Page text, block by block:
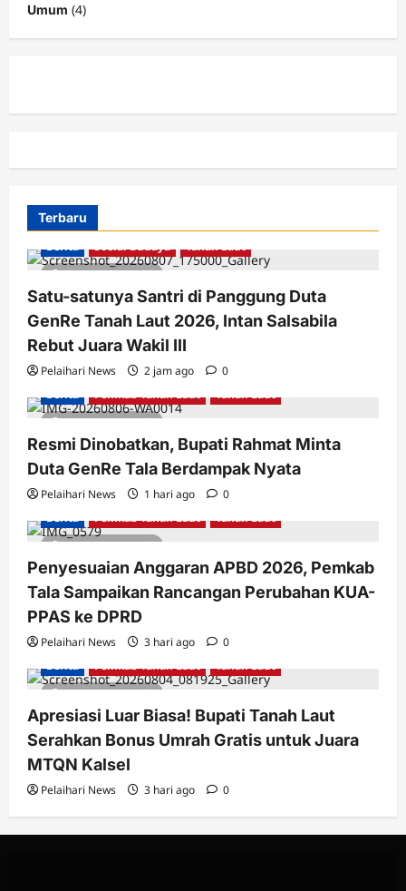
Umum (4)
Terbaru
2 minutes read
Berita Sosial Budaya Tanah Laut
Satu-satunya Santri di Panggung Duta
GenRe Tanah Laut 2026, Intan Salsabila
Rebut Juara Wakil III
Pelaihari News 2 jam ago 0
3 minutes read
Berita Pemkab Tanah Laut Tanah Laut
Resmi Dinobatkan, Bupati Rahmat Minta
Duta GenRe Tala Berdampak Nyata
Pelaihari News 1 hari ago 0
2 minutes read
Berita Pemkab Tanah Laut Tanah Laut
Penyesuaian Anggaran APBD 2026, Pemkab
Tala Sampaikan Rancangan Perubahan KUA-
PPAS ke DPRD
Pelaihari News 3 hari ago 0
2 minutes read
Berita Pemkab Tanah Laut Tanah Laut
Apresiasi Luar Biasa! Bupati Tanah Laut
Serahkan Bonus Umrah Gratis untuk Juara
MTQN Kalsel
Pelaihari News 3 hari ago 0